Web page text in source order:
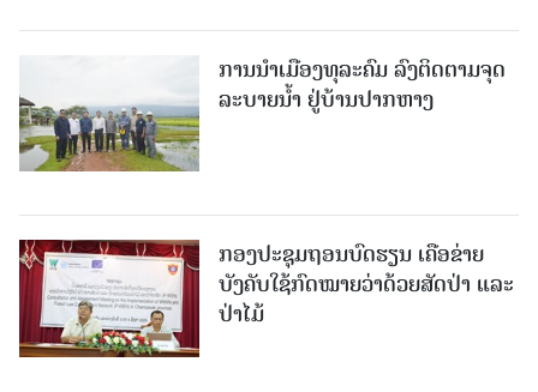
ການນໍາເມືອງທຸລະຄົມ ລົງຕິດຕາມຈຸດ
ລະບາຍນໍ້າ ຢູ່ບ້ານປາກຫາງ
ກອງປະຊຸມຖອນບົດຮຽນ ເຄືອຂ່າຍ
ບັງຄັບໃຊ້ກົດໝາຍວ່າດ້ວຍສັດປ່າ ແລະ
ປ່າໄມ້